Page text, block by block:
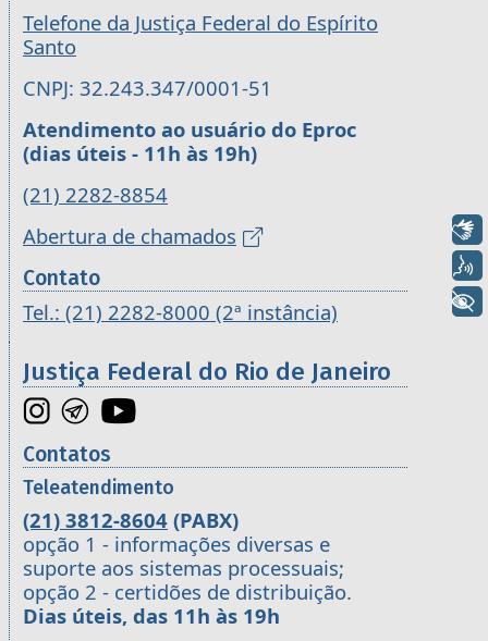
Telefone da Justiça Federal do Espírito
Santo
CNPJ: 32.243.347/0001-51
Atendimento ao usuário do Eproc
(dias úteis - 11h às 19h)
(21) 2282-8854
Abertura de chamados
Contato
Tel.: (21) 2282-8000 (2ª instância)
Justiça Federal do Rio de Janeiro
Contatos
Teleatendimento
(21) 3812-8604 (PABX)
opção 1 - informações diversas e
suporte aos sistemas processuais;
opção 2 - certidões de distribuição.
Dias úteis, das 11h às 19h
+ Acessibilidade